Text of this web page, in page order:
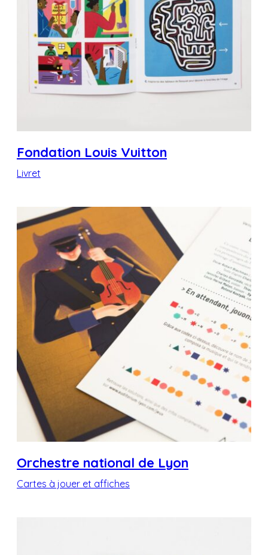
Fondation Louis Vuitton
Livret
Orchestre national de Lyon
Cartes à jouer et affiches